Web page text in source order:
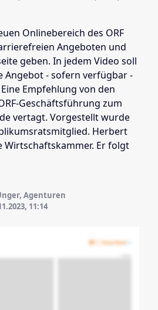
Onlinebereich des ORF
Angeboten und
geben. In jedem Video soll
Angebot - sofern verfügbar -
Empfehlung von den
Geschäftsführung zum
vertagt. Vorgestellt wurde
Herbert
Er folgt
Agenturen
11:14